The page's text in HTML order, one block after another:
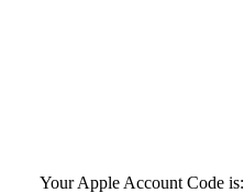
Your Apple Account Code is: